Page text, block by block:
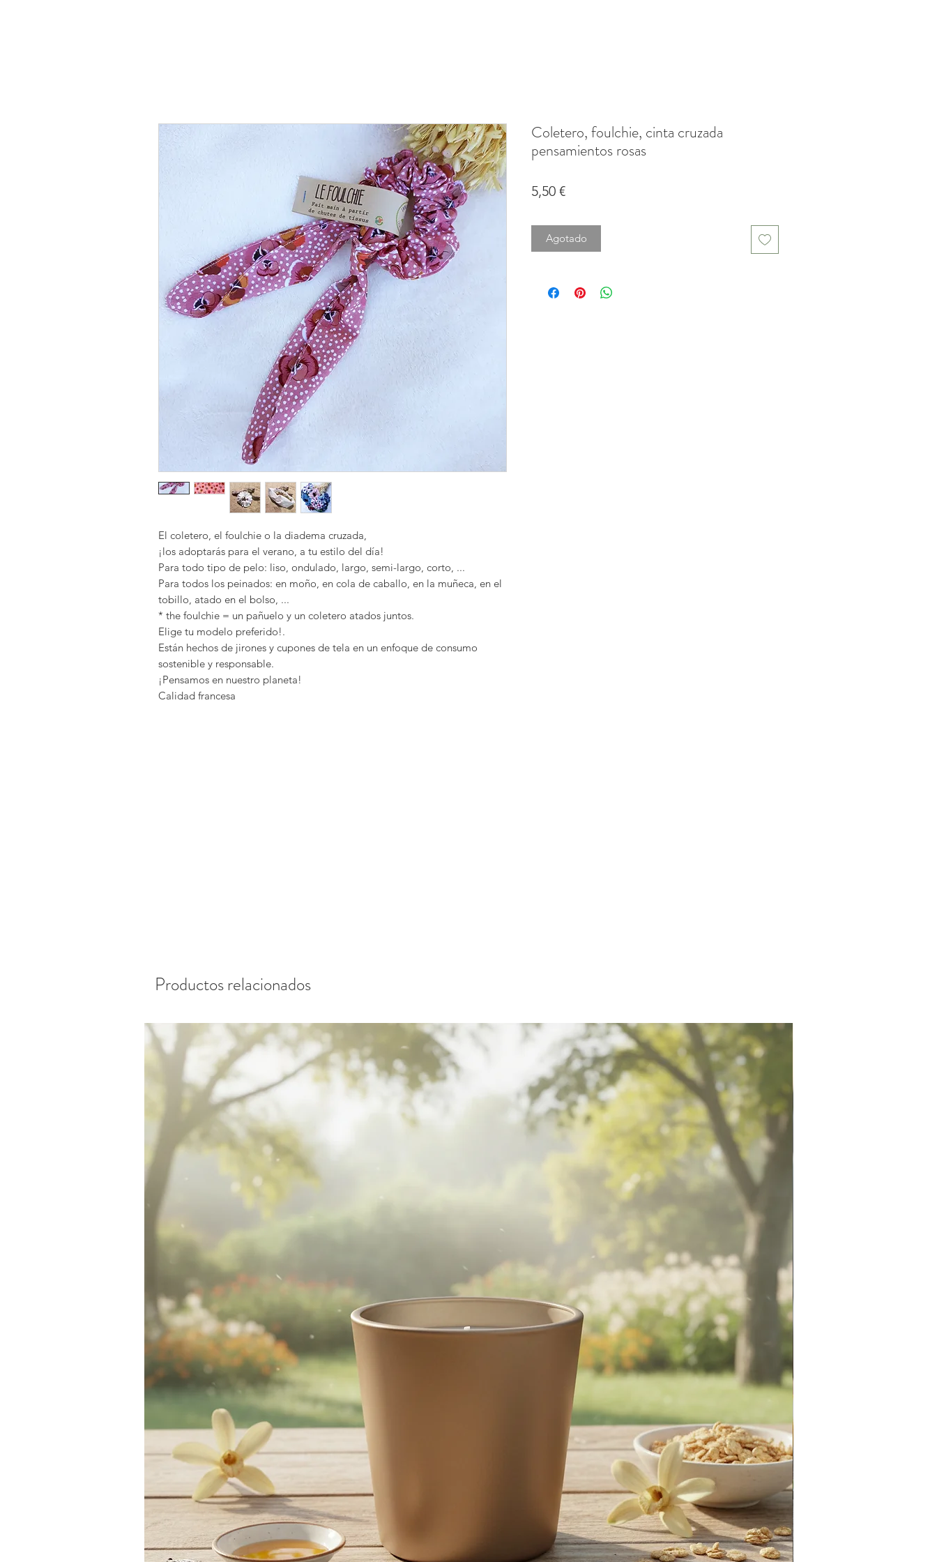
El coletero, el foulchie o la diadema cruzada,
¡los adoptarás para el verano, a tu estilo del día!
Para todo tipo de pelo: liso, ondulado, largo, semi-largo, corto, ...
Para todos los peinados: en moño, en cola de caballo, en la muñeca, en el
tobillo, atado en el bolso, ...
* the foulchie = un pañuelo y un coletero atados juntos.
Elige tu modelo preferido!.
Están hechos de jirones y cupones de tela en un enfoque de consumo
sostenible y responsable.
¡Pensamos en nuestro planeta!
Calidad francesa
Coletero, foulchie, cinta cruzada
pensamientos rosas
5,50 €Precio
Agotado
Productos relacionados